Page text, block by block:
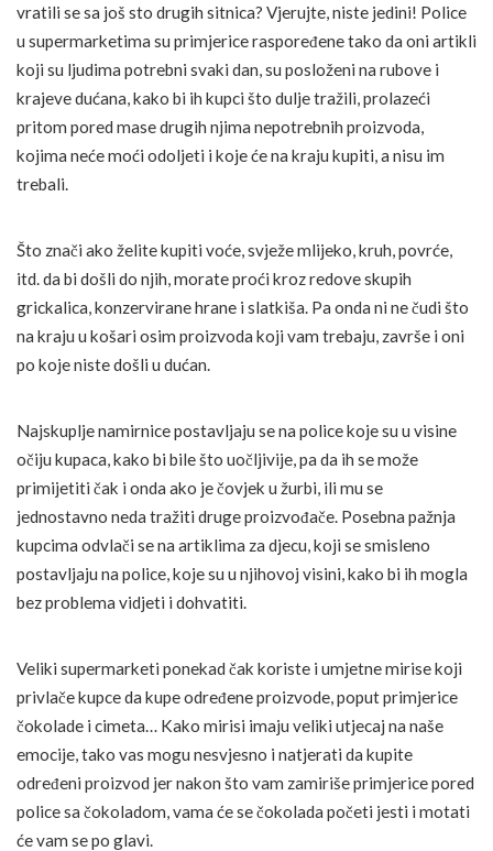
vratili se sa još sto drugih sitnica? Vjerujte, niste jedini! Police
u supermarketima su primjerice raspoređene tako da oni artikli
koji su ljudima potrebni svaki dan, su posloženi na rubove i
krajeve dućana, kako bi ih kupci što dulje tražili, prolazeći
pritom pored mase drugih njima nepotrebnih proizvoda,
kojima neće moći odoljeti i koje će na kraju kupiti, a nisu im
trebali.
Što znači ako želite kupiti voće, svježe mlijeko, kruh, povrće,
itd. da bi došli do njih, morate proći kroz redove skupih
grickalica, konzervirane hrane i slatkiša. Pa onda ni ne čudi što
na kraju u košari osim proizvoda koji vam trebaju, završe i oni
po koje niste došli u dućan.
Najskuplje namirnice postavljaju se na police koje su u visine
očiju kupaca, kako bi bile što uočljivije, pa da ih se može
primijetiti čak i onda ako je čovjek u žurbi, ili mu se
jednostavno neda tražiti druge proizvođače. Posebna pažnja
kupcima odvlači se na artiklima za djecu, koji se smisleno
postavljaju na police, koje su u njihovoj visini, kako bi ih mogla
bez problema vidjeti i dohvatiti.
Veliki supermarketi ponekad čak koriste i umjetne mirise koji
privlače kupce da kupe određene proizvode, poput primjerice
čokolade i cimeta… Kako mirisi imaju veliki utjecaj na naše
emocije, tako vas mogu nesvjesno i natjerati da kupite
određeni proizvod jer nakon što vam zamiriše primjerice pored
police sa čokoladom, vama će se čokolada početi jesti i motati
će vam se po glavi.